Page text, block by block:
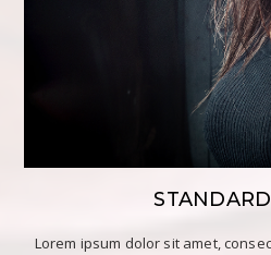
Lorem ipsum dolor sit amet,